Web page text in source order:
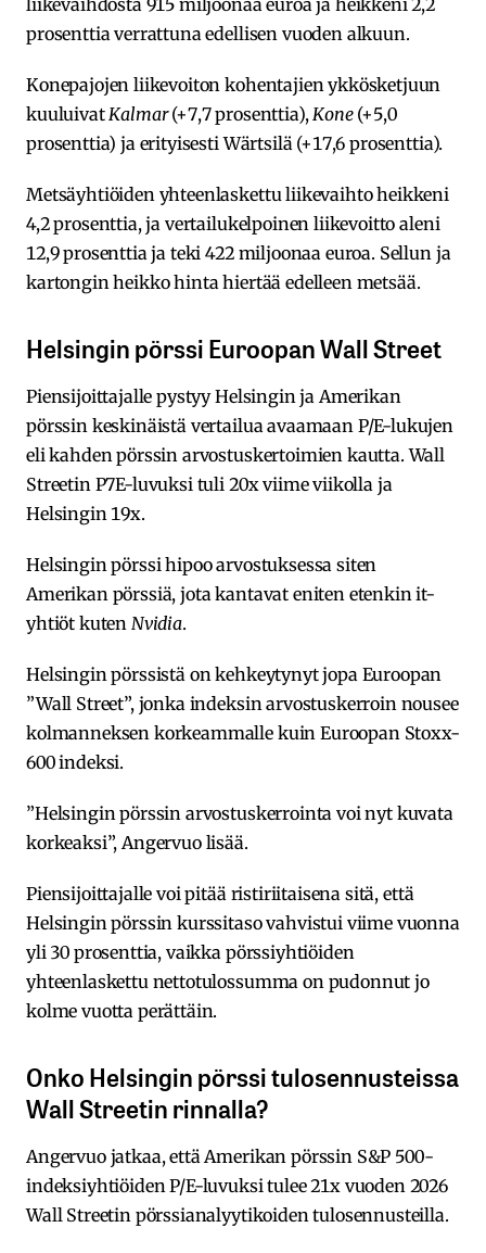
liikevaihdosta 915 miljoonaa euroa ja heikkeni 2,2
prosenttia verrattuna edellisen vuoden alkuun.
Konepajojen liikevoiton kohentajien ykkösketjuun
kuuluivatKalmar(+7,7 prosenttia),Kone(+5,0
prosenttia) ja erityisesti Wärtsilä (+17,6 prosenttia).
Metsäyhtiöiden yhteenlaskettu liikevaihto heikkeni
4,2 prosenttia, ja vertailukelpoinen liikevoitto aleni
12,9 prosenttia ja teki 422 miljoonaa euroa. Sellun ja
kartongin heikko hinta hiertää edelleen metsää.
Helsingin pörssi Euroopan Wall Street
Piensijoittajalle pystyy Helsingin ja Amerikan
pörssin keskinäistä vertailua avaamaan P/E-lukujen
eli kahden pörssin arvostuskertoimien kautta. Wall
Streetin P7E-luvuksi tuli 20x viime viikolla ja
Helsingin 19x.
Helsingin pörssi hipoo arvostuksessa siten
Amerikan pörssiä, jota kantavat eniten etenkin it-
yhtiöt kuten Nvidia.
Helsingin pörssistä on kehkeytynyt jopa Euroopan
”Wall Street”, jonka indeksin arvostuskerroin nousee
kolmanneksen korkeammalle kuin Euroopan Stoxx-
600 indeksi.
”Helsingin pörssin arvostuskerrointa voi nyt kuvata
korkeaksi”, Angervuo lisää.
Piensijoittajalle voi pitää ristiriitaisena sitä, että
Helsingin pörssin kurssitaso vahvistui viime vuonna
yli 30 prosenttia, vaikka pörssiyhtiöiden
yhteenlaskettu nettotulossumma on pudonnut jo
kolme vuotta perättäin.
Onko Helsingin pörssi tulosennusteissa
Wall Streetin rinnalla?
Angervuo jatkaa, että Amerikan pörssin S&P 500-
indeksiyhtiöiden P/E-luvuksi tulee 21x vuoden 2026
Wall Streetin pörssianalyytikoiden tulosennusteilla.